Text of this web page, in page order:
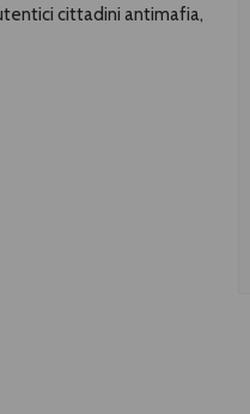
cittadini antimafia,